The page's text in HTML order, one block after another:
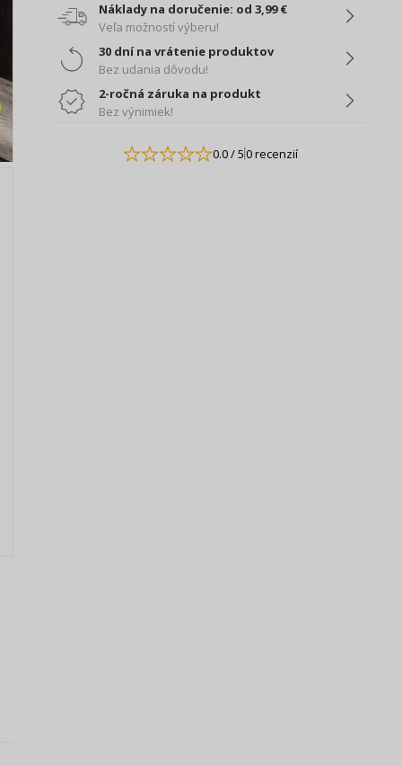
Náklady na doručenie: od 3,99 €
Veľa možností výberu!
30 dní na vrátenie produktov
Bez udania dôvodu!
2-ročná záruka na produkt
Bez výnimiek!
0.0/ 50 recenzií